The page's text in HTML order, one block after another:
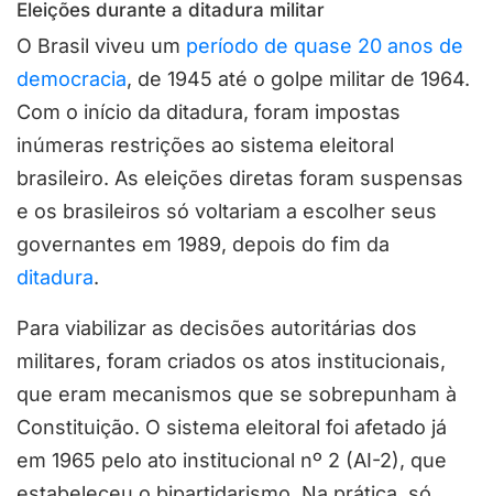
Eleições durante a ditadura militar
O Brasil viveu um período de quase 20 anos de
democracia, de 1945 até o golpe militar de 1964.
Com o início da ditadura, foram impostas
inúmeras restrições ao sistema eleitoral
brasileiro. As eleições diretas foram suspensas
e os brasileiros só voltariam a escolher seus
governantes em 1989, depois do fim da
ditadura.
Para viabilizar as decisões autoritárias dos
militares, foram criados os atos institucionais,
que eram mecanismos que se sobrepunham à
Constituição. O sistema eleitoral foi afetado já
em 1965 pelo ato institucional nº 2 (AI-2), que